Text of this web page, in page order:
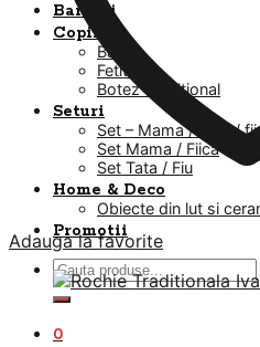
Barbati
Copii
Baieti
Fetite
Botez Traditional
Seturi
Set – Mama / Tata /
Set Mama / Fiica
Set Tata / Fiu
Home & Deco
Obiecte din lut si
Promotii
Caută
după:
0
Adauga la favorite